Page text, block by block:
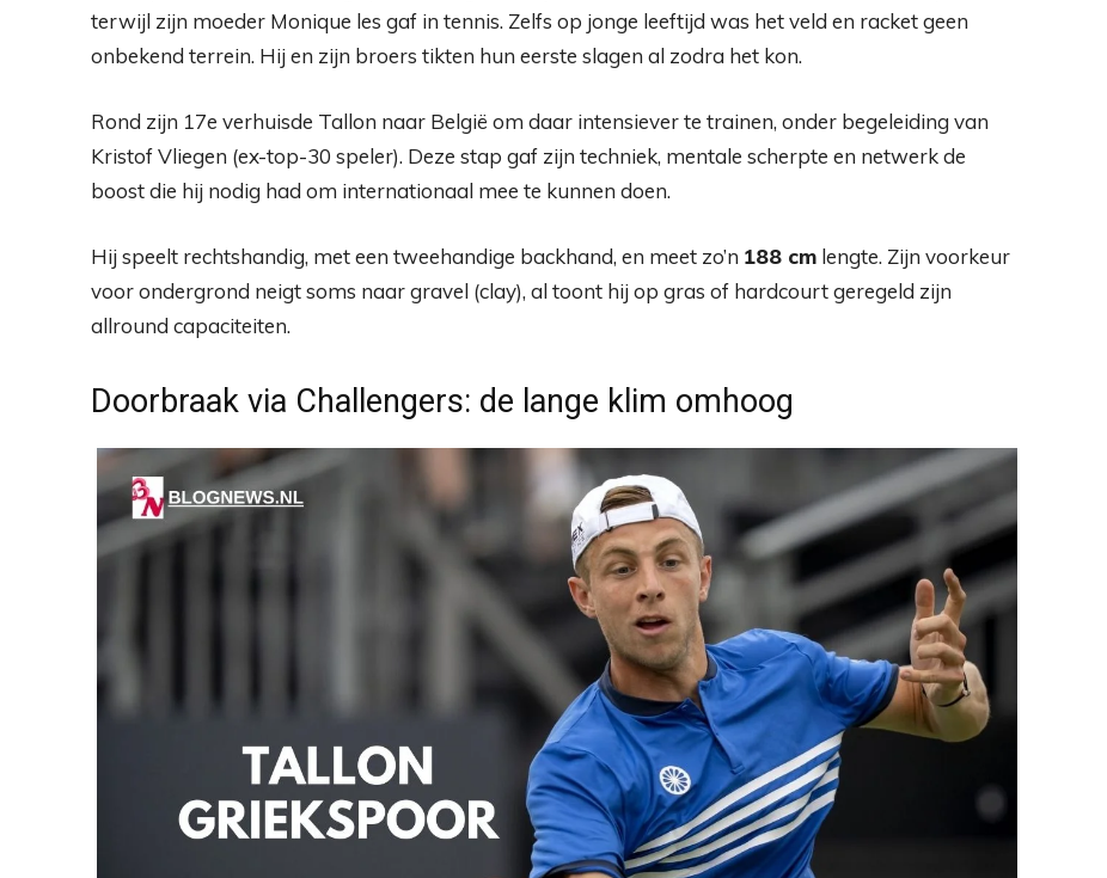
terwijl zijn moeder Monique les gaf in tennis. Zelfs op jonge leeftijd was het veld en racket geen
onbekend terrein. Hij en zijn broers tikten hun eerste slagen al zodra het kon.
Rond zijn 17e verhuisde Tallon naar België om daar intensiever te trainen, onder begeleiding van
Kristof Vliegen (ex-top-30 speler). Deze stap gaf zijn techniek, mentale scherpte en netwerk de
boost die hij nodig had om internationaal mee te kunnen doen.
Hij speelt rechtshandig, met een tweehandige backhand, en meet zo’n 188 cm lengte. Zijn voorkeur
voor ondergrond neigt soms naar gravel (clay), al toont hij op gras of hardcourt geregeld zijn
allround capaciteiten.
Doorbraak via Challengers: de lange klim omhoog